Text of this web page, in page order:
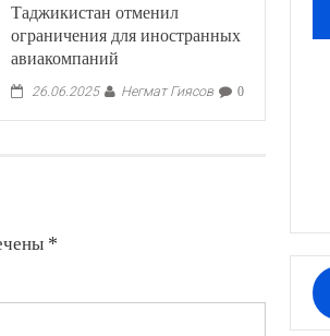
Таджикистан отменил
ограничения для иностранных
авиакомпаний
26.06.2025 Негмат Гиясов 0
*